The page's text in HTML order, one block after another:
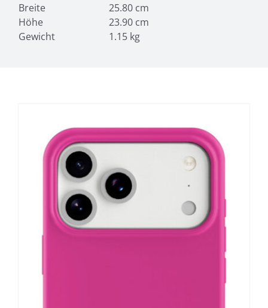
Breite
25.80 cm
Höhe
23.90 cm
Gewicht
1.15 kg